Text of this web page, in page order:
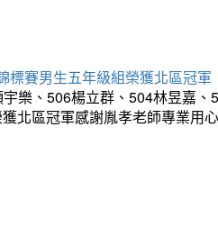
標賽男生五年級組榮獲北區冠軍
樂、506楊立群、504林昱嘉
北區冠軍感謝胤孝老師專業用